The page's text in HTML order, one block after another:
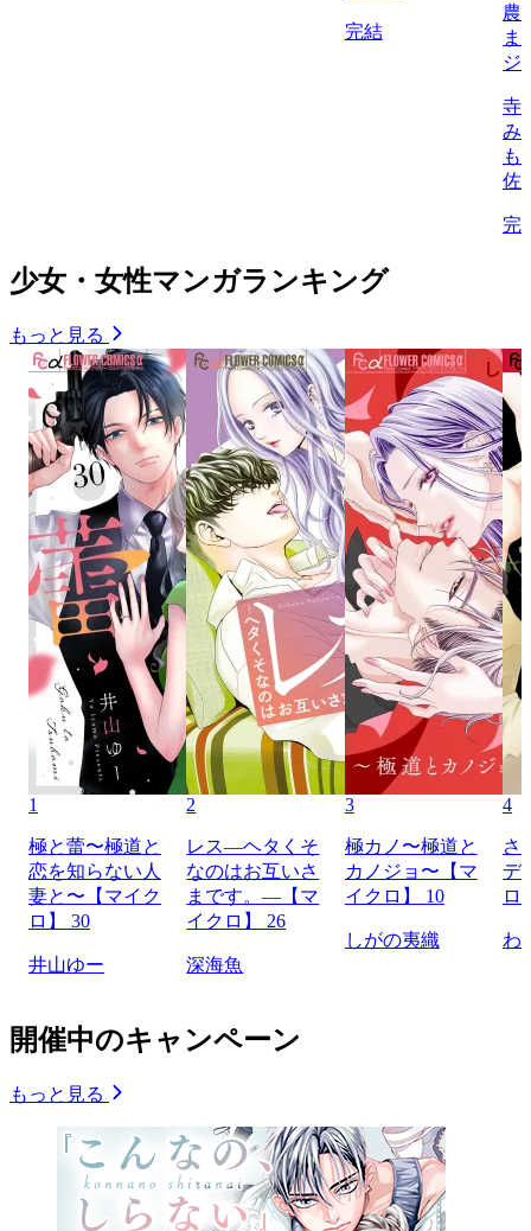
完結
農
ま
ジ
寺
み
も
佐
完
少女・女性マンガランキング
もっと見る
1
極と蕾〜極道と
恋を知らない人
妻と〜【マイク
ロ】 30
井山ゆー
2
レス―ヘタくそ
なのはお互いさ
まです。―【マ
イクロ】 26
深海魚
3
極カノ〜極道と
カノジョ〜【マ
イクロ】 10
しがの夷織
4
さ
デ
ロ
わ
開催中のキャンペーン
もっと見る